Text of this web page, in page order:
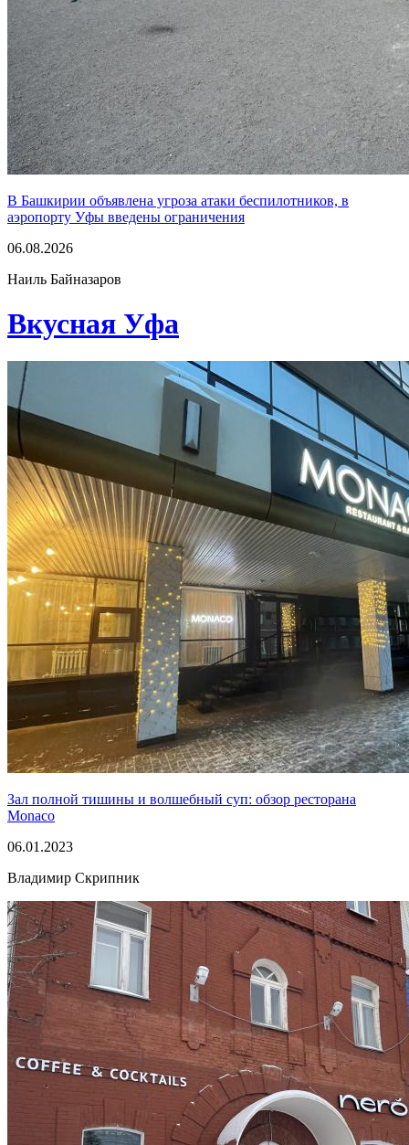
В Башкирии объявлена угроза атаки беспилотников, в
аэропорту Уфы введены ограничения
06.08.2026
Наиль Байназаров
Вкусная Уфа
Зал полной тишины и волшебный суп: обзор ресторана
Monaco
06.01.2023
Владимир Скрипник